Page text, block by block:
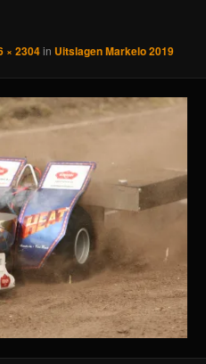
× 2304in Uitslagen Markelo 2019